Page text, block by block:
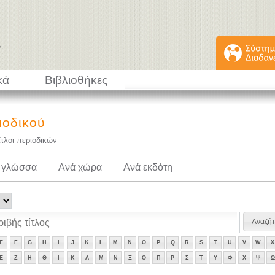
Βιβλιοθήκες
περιοδικών
γλώσσα Ανά χώρα Ανά εκδότη
E F G H J K L M N O P Q R S T U V W X
Ε Ζ Η Θ Κ Λ Μ Ν Ξ Ο Π Ρ Σ Τ Υ Φ Χ Ψ Ω